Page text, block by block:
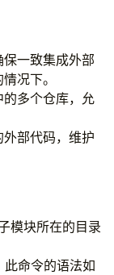
保一致集成外部
况下。
的多个仓库，允
部代码，维护
模块所在的目录
命令的语法如